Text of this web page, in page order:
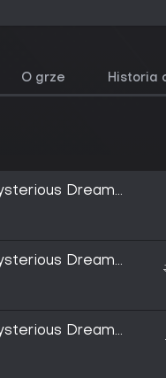
O grze Historia
Dream
Dream
Dream